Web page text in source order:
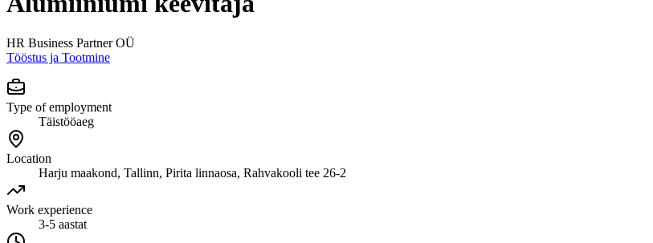
HR Business Partner OÜ
Tööstus ja Tootmine
Type of employment
Täistööaeg
Location
Harju maakond, Tallinn, Pirita linnaosa, Rahvakooli tee 26-2
Work experience
3-5 aastat